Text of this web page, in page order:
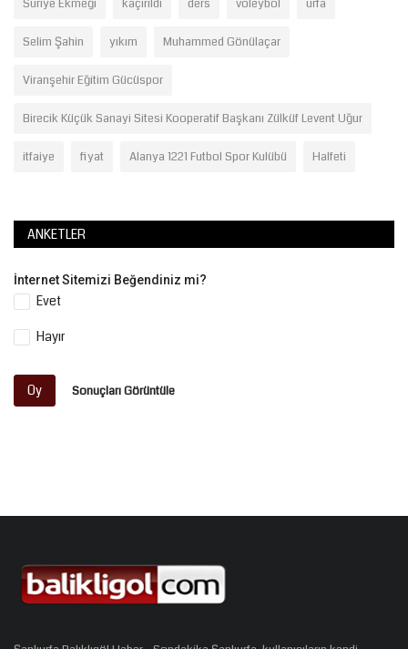
Suriye Ekmeği kaçırıldı ders voleybol urfa
Selim Şahin yıkım Muhammed Gönülaçar
Viranşehir Eğitim Gücüspor
Birecik Küçük Sanayi Sitesi Kooperatif Başkanı Zülküf Levent Uğur
itfaiye fiyat Alanya 1221 Futbol Spor Kulübü Halfeti
ANKETLER
İnternet Sitemizi Beğendiniz mi?
Evet
Hayır
Oy Sonuçları Görüntüle